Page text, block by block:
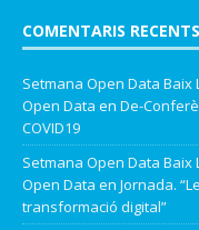
COMENTARIS RECENTS
Setmana Open Data Baix
Open Data en De-
COVID19
Setmana Open Data Baix
Open Data en Jornada.
transformació digital”